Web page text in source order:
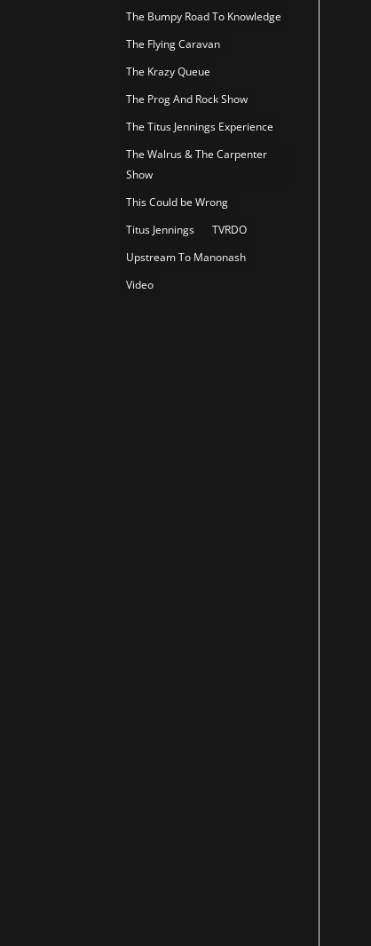
The Bumpy Road To Knowledge
The Flying Caravan
The Krazy Queue
The Prog And Rock Show
The Titus Jennings Experience
The Walrus & The Carpenter
Show
This Could be Wrong
Titus Jennings
TVRDO
Upstream To Manonash
Video